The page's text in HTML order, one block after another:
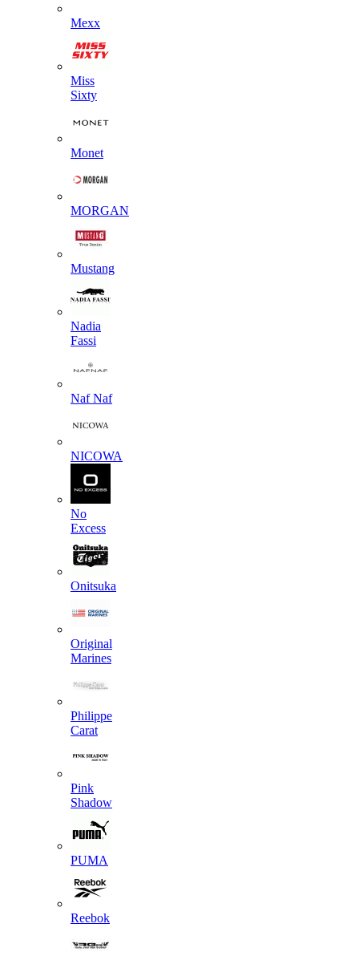
Mexx
Miss
Sixty
Monet
MORGAN
Mustang
Nadia
Fassi
Naf Naf
NICOWA
No
Excess
Onitsuka
Original
Marines
Philippe
Carat
Pink
Shadow
PUMA
Reebok